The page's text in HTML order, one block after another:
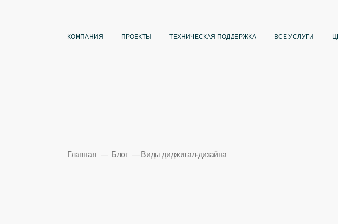
КОМПАНИЯ ПРОЕКТЫ ТЕХНИЧЕСКАЯ ПОДДЕРЖКА ВСЕ УСЛУГИ
Главная Блог Виды диджитал-дизайна